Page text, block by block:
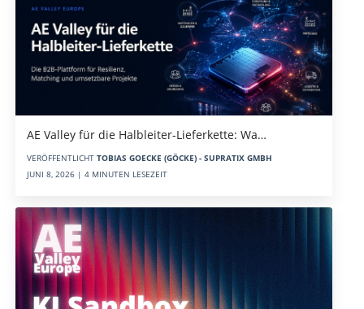
AE Valley für die Halbleiter-Lieferkette: Wa…
VERÖFFENTLICHT TOBIAS GOECKE (GÖCKE) - SUPRATIX GMBH
JUNI 8, 2026 | 4 MINUTEN LESEZEIT